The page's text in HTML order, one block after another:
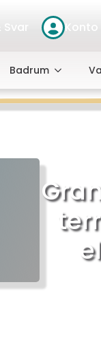
Svar Konto
Badrum